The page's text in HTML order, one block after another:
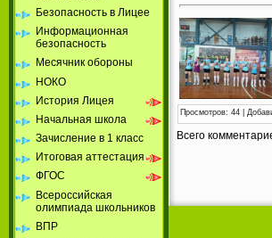
Безопасность в Лицее
Информационная
безопасность
Месячник обороны
НОКО
История Лицея
Начальная школа
Зачисление в 1 класс
Итоговая аттестация
ФГОС
Всероссийская
олимпиада школьников
ВПР
Просмотров: 44 |
Всего